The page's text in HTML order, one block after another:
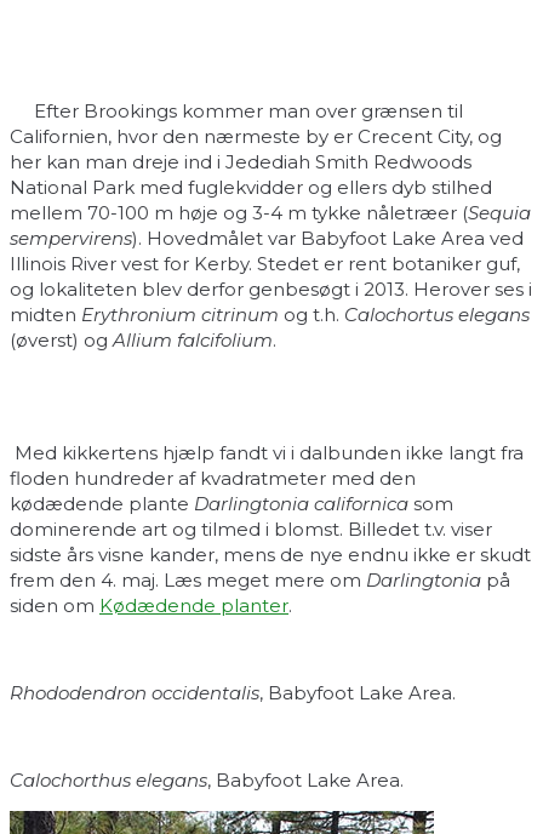
Efter Brookings kommer man over grænsen til
Californien, hvor den nærmeste by er Crecent City, og
her kan man dreje ind i Jedediah Smith Redwoods
National Park med fuglekvidder og ellers dyb stilhed
mellem 70-100 m høje og 3-4 m tykke nåletræer (Sequia
sempervirens). Hovedmålet var Babyfoot Lake Area ved
Illinois River vest for Kerby. Stedet er rent botaniker guf,
og lokaliteten blev derfor genbesøgt i 2013. Herover ses i
midten Erythronium citrinum og t.h. Calochortus elegans
(øverst) ogAllium falcifolium.
Med kikkertens hjælp fandt vi i dalbunden ikke langt fra
floden hundreder af kvadratmeter med den
kødædende plante Darlingtonia californica som
dominerende art og tilmed i blomst. Billedet t.v. viser
sidste års visne kander, mens de nye endnu ikke er skudt
frem den 4. maj. Læs meget mere om Darlingtonia på
siden om Kødædende planter.
Rhododendron occidentalis, Babyfoot Lake Area.
Calochorthus elegans, Babyfoot Lake Area.